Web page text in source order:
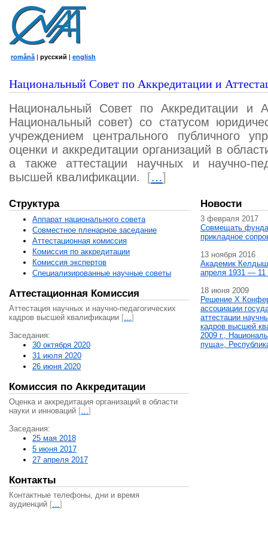
română | русский | english
Национальный Совет по Аккредитации и
Национальный Совет по Аккредитации и
Национальный совет) со статусом
учреждением центрального публичного
оценки и аккредитации организаций в
а также аттестации научных и научно-
высшей квалификации.
[…]
Структура
Аппарат национального совета
Совместное пленарное заседание
Аттестационная комисcия
Комиссия по аккредитации
Комиссия экспертов
Специализированные научные советы
Аттестационная Комиссия
Аттестация научных и научно-педагогических
кадров высшей квалификации […]
Заседания:
30 октября 2020
31 июля 2020
26 июня 2020
Комиссия по Аккредитации
Оценка и аккредитация организаций в области
науки и инноваций […]
Заседания:
25 мая 2018
5 июня 2017
27 апреля 2017
Контакты
Контактные телефоны, дни и время
аудиенций […]
Новости
3 февраля 2017
Совмещать
прикладное
13 ноября 2016
Академик
апреля 1931 — 11
18 июня 2009
Решение X
ассоциации
аттестации
кадров высшей
2009 г.,
пуща»,